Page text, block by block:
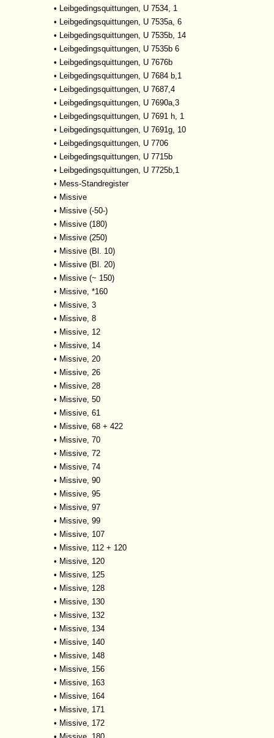
• Leibgedingsquittungen, U 7534, 1
• Leibgedingsquittungen, U 7535a, 6
• Leibgedingsquittungen, U 7535b, 14
• Leibgedingsquittungen, U 7535b 6
• Leibgedingsquittungen, U 7676b
• Leibgedingsquittungen, U 7684 b,1
• Leibgedingsquittungen, U 7687,4
• Leibgedingsquittungen, U 7690a,3
• Leibgedingsquittungen, U 7691 h, 1
• Leibgedingsquittungen, U 7691g, 10
• Leibgedingsquittungen, U 7706
• Leibgedingsquittungen, U 7715b
• Leibgedingsquittungen, U 7725b,1
• Mess-Standregister
• Missive
• Missive (-50-)
• Missive (180)
• Missive (250)
• Missive (Bl. 10)
• Missive (Bl. 20)
• Missive (~ 150)
• Missive, *160
• Missive, 3
• Missive, 8
• Missive, 12
• Missive, 14
• Missive, 20
• Missive, 26
• Missive, 28
• Missive, 50
• Missive, 61
• Missive, 68 + 422
• Missive, 70
• Missive, 72
• Missive, 74
• Missive, 90
• Missive, 95
• Missive, 97
• Missive, 99
• Missive, 107
• Missive, 112 + 120
• Missive, 120
• Missive, 125
• Missive, 128
• Missive, 130
• Missive, 132
• Missive, 134
• Missive, 140
• Missive, 148
• Missive, 156
• Missive, 163
• Missive, 164
• Missive, 171
• Missive, 172